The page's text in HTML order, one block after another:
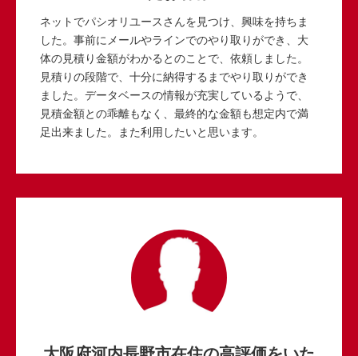
ネットでパシオリユースさんを見つけ、興味を持ちま
した。事前にメールやラインでのやり取りができ、大
体の見積り金額がわかるとのことで、依頼しました。
見積りの段階で、十分に納得するまでやり取りができ
ました。データベースの情報が充実しているようで、
見積金額との乖離もなく、最終的な金額も想定内で満
足出来ました。また利用したいと思います。